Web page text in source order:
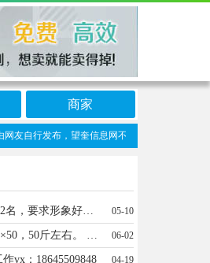
商家
自行发布，望奎信息网不承担任何责任！提高
望奎县非凡酒店现招吧员2名，要求形象好、气质佳、责任心强，有工作经验的优先，我们热情的欢迎您的加入，希望成为我们的一员，联系电话13763747863 05-10
修高速排水沟，铺板，50×50，50斤左右。 几件，多干多得！长年有活！每天300到400，成手500打底！有力气想赚钱18645537676，工作地点铁力 06-02
vx：18645509848 04-19